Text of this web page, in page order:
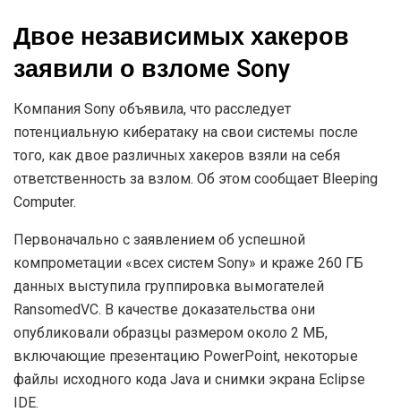
Двое независимых хакеров
заявили о взломе Sony
Компания Sony объявила, что расследует
потенциальную кибератаку на свои системы после
того, как двое различных хакеров взяли на себя
ответственность за взлом. Об этом сообщает Bleeping
Computer.
Первоначально с заявлением об успешной
компрометации «всех систем Sony» и краже 260 ГБ
данных выступила группировка вымогателей
RansomedVC. В качестве доказательства они
опубликовали образцы размером около 2 МБ,
включающие презентацию PowerPoint, некоторые
файлы исходного кода Java и снимки экрана Eclipse
IDE.